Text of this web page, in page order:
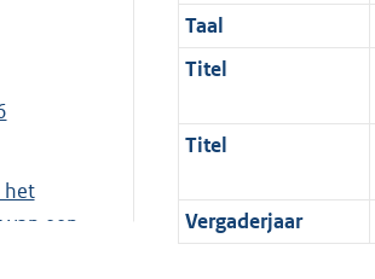
het
een
Taal
Titel
Titel
Vergaderjaar